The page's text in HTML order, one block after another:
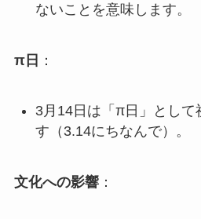
ないことを意味します。
π日 ：
3月14日は「π日」として
す（3.14にちなんで）。
文化への影響：